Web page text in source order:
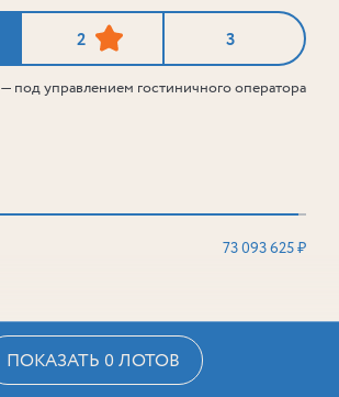
2 3
— под управлением гостиничного оператора
73 093 625 ₽
ПОКАЗАТЬ 0 ЛОТОВ